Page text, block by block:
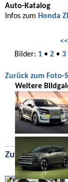
Auto-Katalog
Infos zum Honda
Bilder: 1• 2• 3
Zurück zum Foto-
Weitere
Zufällige Bilder